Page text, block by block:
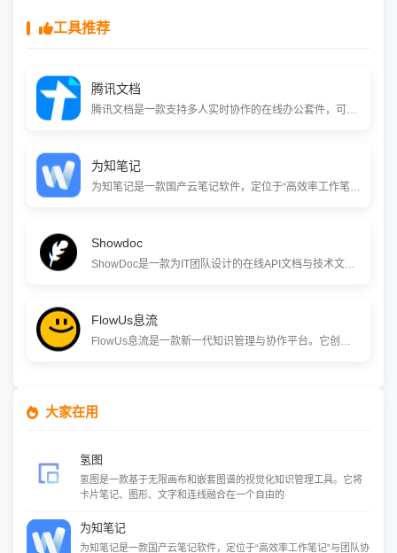
工具推荐
腾讯文档
为知笔记
Showdoc
FlowUs息流
大家在用
氢图
氢图是一款基于无限画布和嵌套图谱的视觉化知识管理工具。它将
卡片笔记、图形、文字和连线融合在一个自由的
为知笔记
为知笔记是一款国产云笔记软件，定位于“高效率工作笔记”与团队协